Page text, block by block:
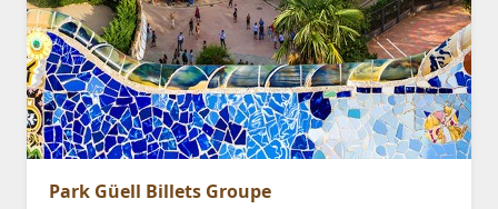
Park Güell Billets Groupe